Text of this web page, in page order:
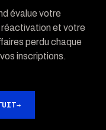
évalue votre
et votre
perdu chaque
inscriptions.
→